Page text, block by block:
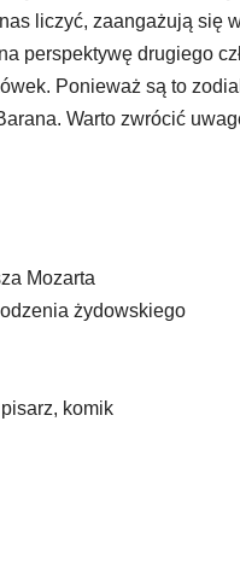
liczyć, zaangażują się
perspektywę drugiego
Ponieważ są to
Warto zwrócić
Mozarta
żydowskiego
komik